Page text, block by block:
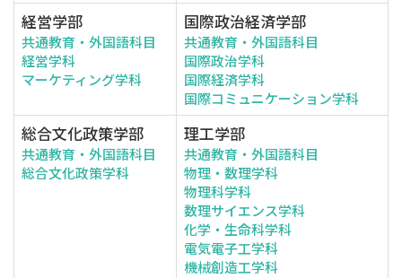
経営学部
共通教育・外国語科目
経営学科
マーケティング学科
国際政治経済学部
共通教育・外国語科目
国際政治学科
国際経済学科
国際コミュニケーション学科
総合文化政策学部
共通教育・外国語科目
総合文化政策学科
理工学部
共通教育・外国語科目
物理・数理学科
物理科学科
数理サイエンス学科
化学・生命科学科
電気電子工学科
機械創造工学科